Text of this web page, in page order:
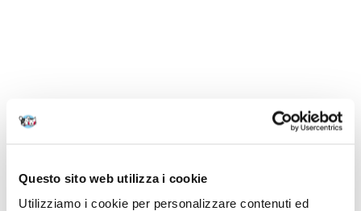
Questo sito web utilizza i cookie
Utilizziamo i cookie per personalizzare contenuti ed